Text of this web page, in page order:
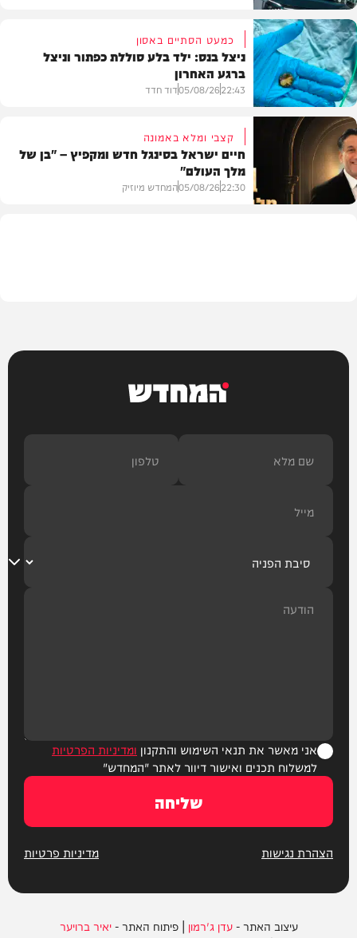
חדשות הרכב
בריאות
כמעט הסתיים באסון
ניצל בנס: ילד בלע סוללת כפתור וניצל
ברגע האחרון
22:43
05/08/26דוד חדד
קצבי ומלא באמונה
חיים ישראל בסינגל חדש ומקפיץ – "בן של
מלך העולם"
22:30
05/08/26המחדש מיוזיק
המחדש
אני מאשר את תנאי השימוש והתקנון ומדיניות הפרטיות
למשלוח תכנים ואישור דיוור לאתר "המחדש"
שליחה
הצהרת נגישות מדיניות פרטיות
עיצוב האתר -עדן ג'רמון | פיתוח האתר -יאיר ברויער